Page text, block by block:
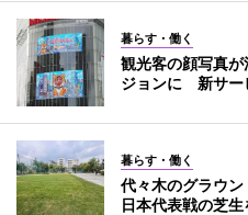
暮らす・働く
観光客の顔写真
ジョンに 新サー
暮らす・働く
代々木のグラウ
日本代表戦の芝生